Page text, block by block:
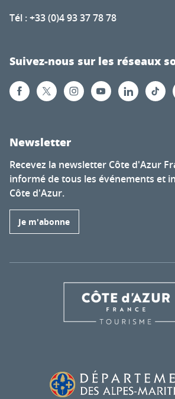
Tél : +33 (0)4 93 37 78 78
Suivez-nous sur les réseaux
Newsletter
Recevez la newsletter Côte d'Azur
informé de tous les événements et
Côte d'Azur.
Je m'abonne